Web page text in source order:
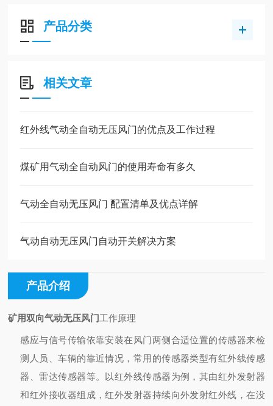
产品分类
相关文章
红外线气动全自动无压风门的优点及工作过程
煤矿用气动全自动风门的使用寿命有多久
气动全自动无压风门 配置清单及优点详解
气动自动无压风门自动开关解决方案
产品介绍
矿用双向气动无压风门工作原理
感应与信号传输依靠安装在风门两侧合适位置的传感器来检
测人员、车辆的靠近情况，常用的传感器类型有红外线传感
器、雷达传感器等。以红外线传感器为例，其由红外发射器
和红外接收器组成，红外发射器持续向外发射红外线，在没